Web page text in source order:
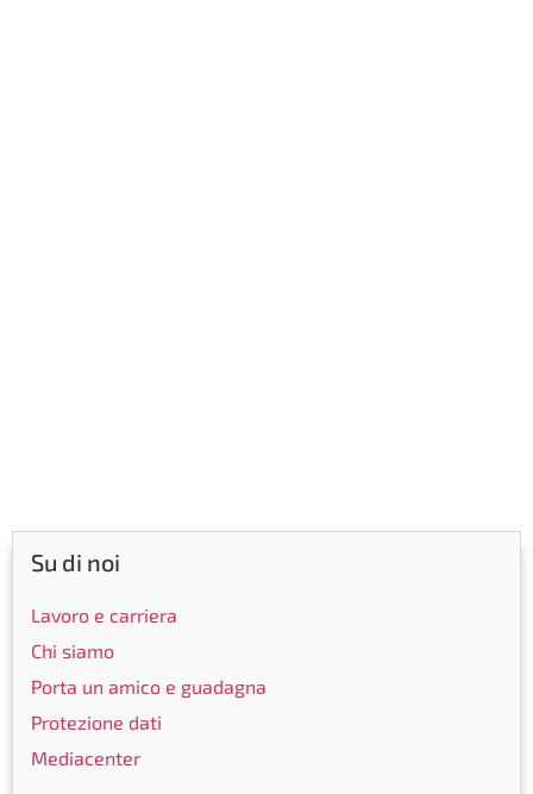
Su di noi
Lavoro e carriera
Chi siamo
Porta un amico e guadagna
Protezione dati
Mediacenter